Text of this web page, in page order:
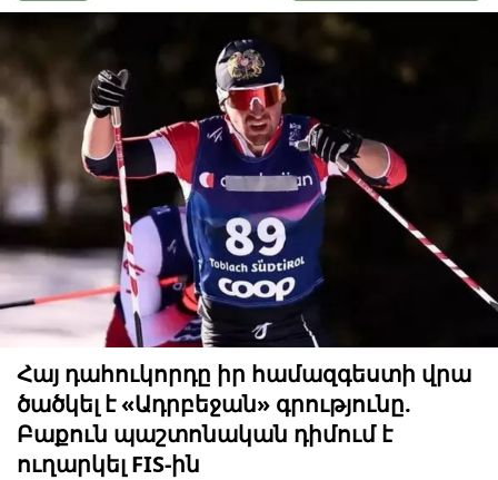
Հայ դահուկորդը իր համազգեստի վրա
ծածկել է «Ադրբեջան» գրությունը.
Բաքուն պաշտոնական դիմում է
ուղարկել FIS-ին